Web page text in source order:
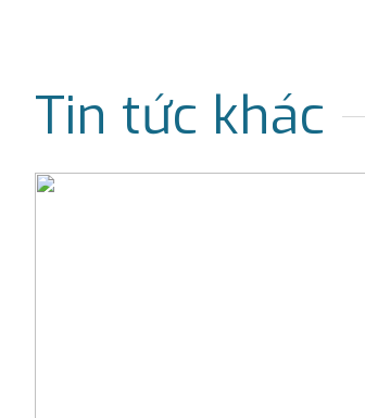
Tin tức khác